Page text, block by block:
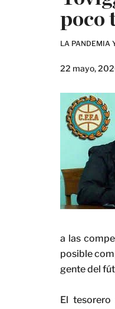
poco
LA PANDEMIA
22 mayo,
a las
posible
gente del
El